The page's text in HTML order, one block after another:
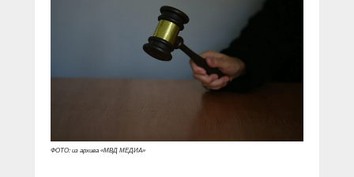
Документальные фильмы
Специальный репортаж
КиберПОСТОВОЙ
Журнал «Полиция России»
ФОТО: из архива «МВД МЕДИА»